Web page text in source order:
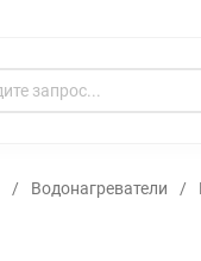
/ Водонагреватели /